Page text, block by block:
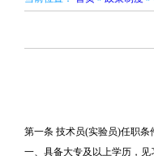
第一条 技术员(实验员)任职条
一、具备大专及以上学历，见